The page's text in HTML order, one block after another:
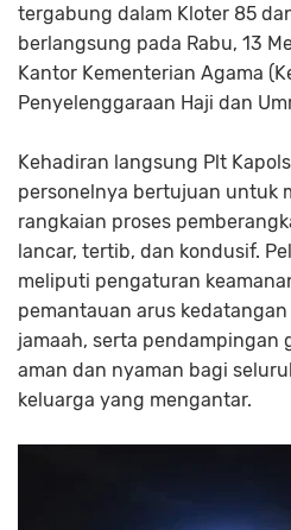
tergabung dalam Kloter 85
berlangsung pada Rabu, 13
Kantor Kementerian Agama
Penyelenggaraan Haji dan
Kehadiran langsung Plt
personelnya bertujuan untuk
rangkaian proses
lancar, tertib, dan kondusif.
meliputi pengaturan
pemantauan arus
jamaah, serta pendampingan
aman dan nyaman bagi
keluarga yang mengantar.